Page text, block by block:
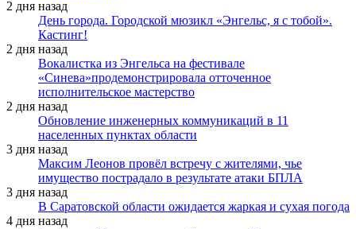
2 дня назад
День города. Городской мюзикл «Энгельс, я с тобой».
Кастинг!
2 дня назад
Вокалистка из Энгельса на фестивале
«Синева»продемонстрировала отточенное
исполнительское мастерство
2 дня назад
Обновление инженерных коммуникаций в 11
населенных пунктах области
3 дня назад
Максим Леонов провёл встречу с жителями, чье
имущество пострадало в результате атаки БПЛА
3 дня назад
В Саратовской области ожидается жаркая и сухая погода
4 дня назад